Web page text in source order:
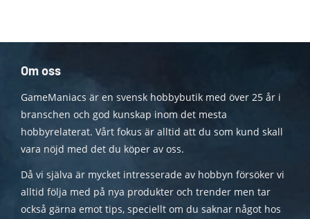
Om oss
GameManiacs är en svensk hobbybutik med över 25 år i
branschen och god kunskap inom det mesta
hobbyrelaterat. Vårt fokus är alltid att du som kund skall
vara nöjd med det du köper av oss.
Då vi själva är mycket intresserade av hobbyn försöker vi
alltid följa med på nya produkter och trender men tar
också gärna emot tips, speciellt om du saknar något hos